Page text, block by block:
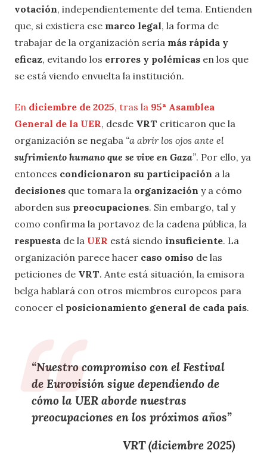
votación, independientemente del tema. Entienden
que, si existiera ese marco legal, la forma de
trabajar de la organización sería más rápida y
eficaz, evitando los errores y polémicas en los que
se está viendo envuelta la institución.
En diciembre de 2025, tras la 95ª Asamblea
General de la UER, desde VRT criticaron que la
organización se negaba “a abrir los ojos ante el
sufrimiento humano que se vive en Gaza”. Por ello, ya
entonces condicionaron su participación a la
decisiones que tomara la organización y a cómo
aborden sus preocupaciones. Sin embargo, tal y
como confirma la portavoz de la cadena pública, la
respuesta de la UER está siendo insuficiente. La
organización parece hacer caso omiso de las
peticiones de VRT. Ante está situación, la emisora
belga hablará con otros miembros europeos para
conocer el posicionamiento general de cada país.
“Nuestro compromiso con el Festival
de Eurovisiónsigue dependiendo de
cómo la UERaborde nuestras
preocupaciones en los próximos años”
VRT (diciembre 2025)